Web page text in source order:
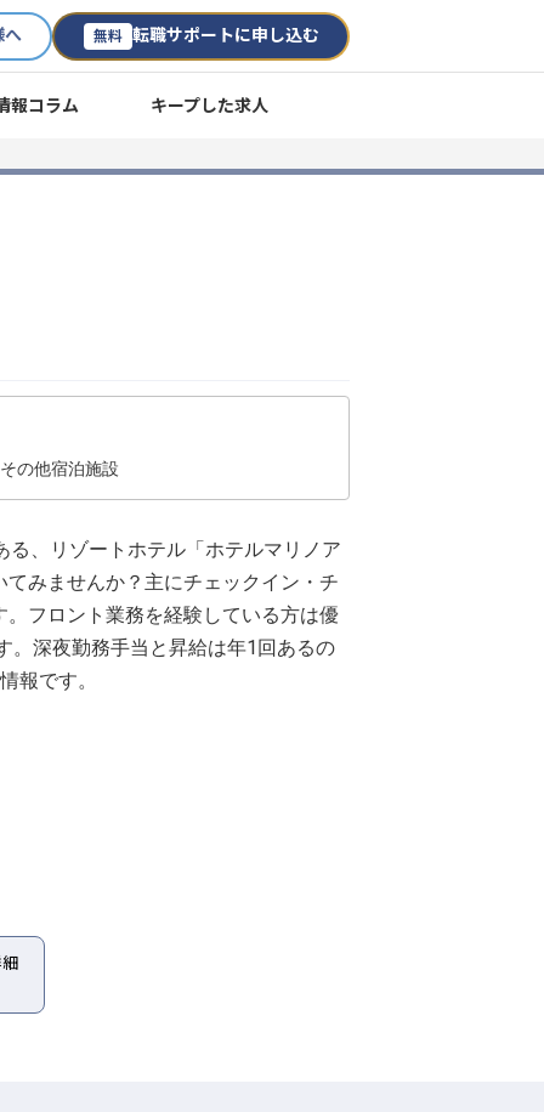
へ 無料 転職サポートに申し込む
報コラム キープした求人
の他宿泊施設
、リゾートホテル「ホテルマリノア
みませんか？主にチェックイン・チ
フロント業務を経験している方は優
。深夜勤務手当と昇給は年1回あるの
報です。